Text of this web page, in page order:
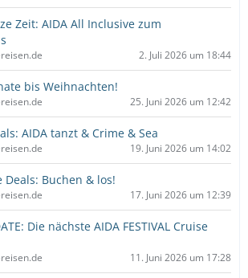
Zeit: AIDA All Inclusive zum
2. Juli 2026 um 18:44
bis Weihnachten!
25. Juni 2026 um 12:42
AIDA tanzt & Crime & Sea
19. Juni 2026 um 14:02
Deals: Buchen & los!
17. Juni 2026 um 12:39
Die nächste AIDA FESTIVAL Cruise
11. Juni 2026 um 17:28